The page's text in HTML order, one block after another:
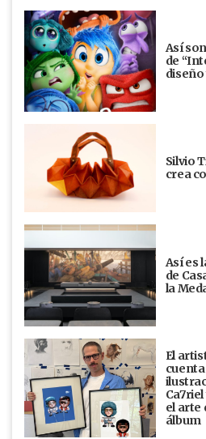
Así
de
Silvio
crea
Así es
de
la
El
el arte
álbum